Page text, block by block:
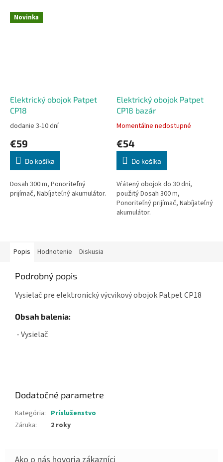
Novinka
Elektrický obojok Patpet
CP18
Priemerné
produktu
5,0
5
hviezdičiek.
dodanie 3-10 dní
€59
Do košíka
Dosah 300 m, Ponoriteľný
prijímač, Nabíjateľný akumulátor.
Elektrický obojok Patpet
CP18 bazár
Priemerné
produktu
5,0
5
hviezdičiek.
Momentálne nedostupné
€54
Do košíka
Vŕátený obojok do 30 dní,
použitý Dosah 300 m,
Ponoriteľný prijímač, Nabíjateľný
akumulátor.
Popis Hodnotenie Diskusia
Podrobný popis
Vysielač pre elektronický výcvikový obojok Patpet CP18
Obsah balenia:
- Vysielač
Dodatočné parametre
Kategória: Príslušenstvo
Záruka: 2 roky